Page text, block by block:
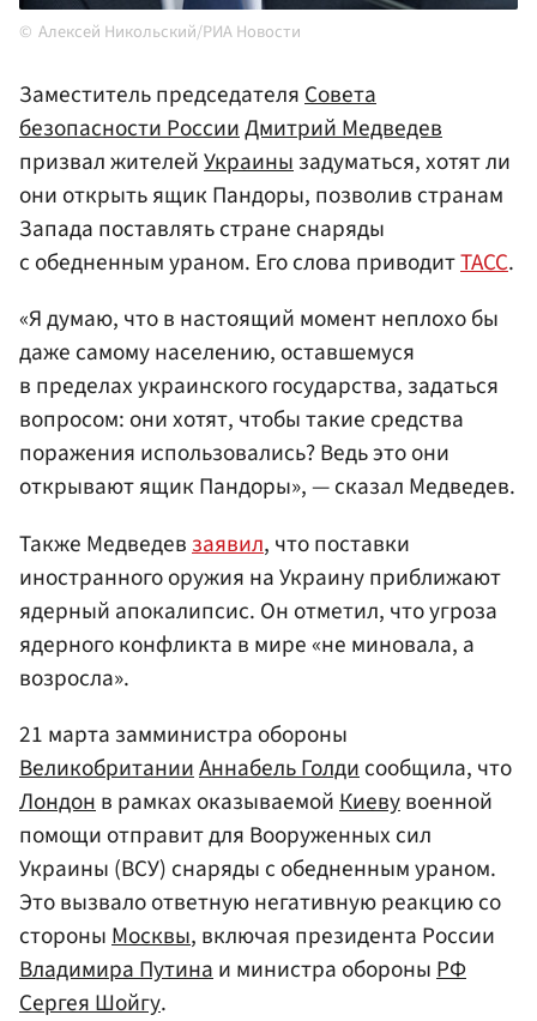
Алексей Никольский/РИА Новости
Заместитель председателяСовета
безопасности РоссииДмитрий Медведев
призвал жителейУкраинызадуматься, хотят ли
они открыть ящик Пандоры, позволив странам
Запада поставлять стране снаряды
с обедненным ураном. Его слова приводитТАСС.
«Я думаю, что в настоящий момент неплохо бы
даже самому населению, оставшемуся
в пределах украинского государства, задаться
вопросом: они хотят, чтобы такие средства
поражения использовались? Ведь это они
открывают ящик Пандоры», — сказал Медведев.
Также Медведев заявил, что поставки
иностранного оружия на Украину приближают
ядерный апокалипсис. Он отметил, что угроза
ядерного конфликта в мире «не миновала, а
возросла».
21 марта замминистра обороны
ВеликобританииАннабель Голдисообщила, что
Лондонв рамках оказываемойКиевувоенной
помощи отправит для Вооруженных сил
Украины (ВСУ) снаряды с обедненным ураном.
Это вызвало ответную негативную реакцию со
стороныМосквы, включая президента России
Владимира Путинаи министра обороныРФ
Сергея Шойгу.